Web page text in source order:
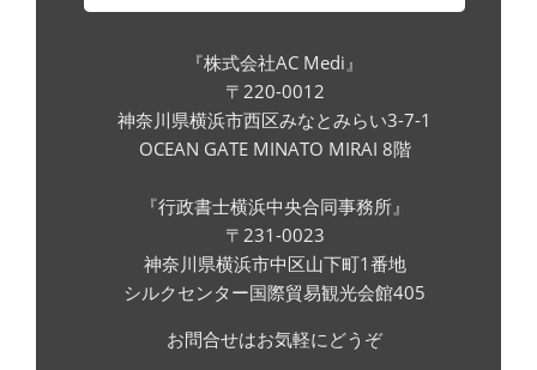
『株式会社AC Medi』
〒220-0012
神奈川県横浜市西区みなとみらい3-7-1
OCEAN GATE MINATO MIRAI 8階
『行政書士横浜中央合同事務所』
〒231-0023
神奈川県横浜市中区山下町1番地
シルクセンター国際貿易観光会館405
お問合せはお気軽にどうぞ